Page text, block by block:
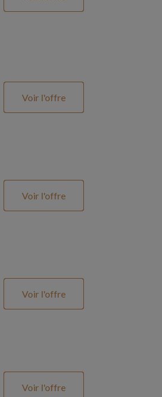
Voir l'offre
Voir l'offre
Voir l'offre
Voir l'offre